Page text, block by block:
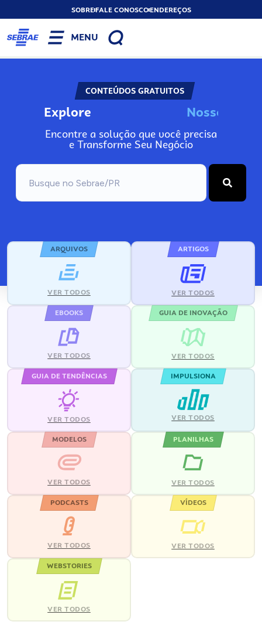
SOBREFALE CONOSCOENDEREÇOS
MENU
CONTEÚDOS GRATUITOS
Explore Nosso
Encontre a solução que você precisa
e Transforme Seu Negócio
ARQUIVOS
VER TODOS
ARTIGOS
VER TODOS
EBOOKS
VER TODOS
GUIA DE INOVAÇÃO
VER TODOS
GUIA DE TENDÊNCIAS
VER TODOS
IMPULSIONA
VER TODOS
MODELOS
VER TODOS
PLANILHAS
VER TODOS
PODCASTS
VER TODOS
VÍDEOS
VER TODOS
WEBSTORIES
VER TODOS